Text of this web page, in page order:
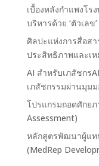
เบื้องหลังกำแพงโร
บริหารด้วย ‘ตัวเลข
ศิลปะแห่งการสื่อสา
ประสิทธิภาพและเ
AI สำหรับเภสัชกร
เภสัชกรรมผ่านมุมม
โปรแกรมถอดศักย
Assessment)
หลักสูตรพัฒนาผู้แท
(MedRep